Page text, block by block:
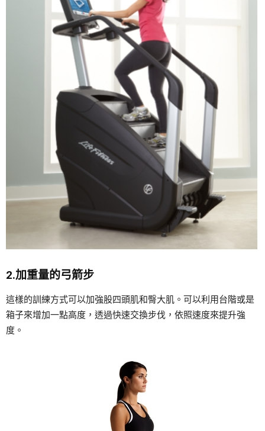
2.加重量的弓箭步
這樣的訓練方式可以加強股四頭肌和臀大肌。可以利用台階或是
箱子來增加一點高度，透過快速交換步伐，依照速度來提升強
度。